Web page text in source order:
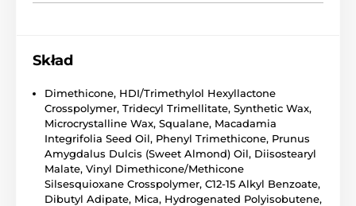
Skład
Dimethicone, HDI/Trimethylol Hexyllactone
Crosspolymer, Tridecyl Trimellitate, Synthetic Wax,
Microcrystalline Wax, Squalane, Macadamia
Integrifolia Seed Oil, Phenyl Trimethicone, Prunus
Amygdalus Dulcis (Sweet Almond) Oil, Diisostearyl
Malate, Vinyl Dimethicone/Methicone
Silsesquioxane Crosspolymer, C12-15 Alkyl Benzoate,
Dibutyl Adipate, Mica, Hydrogenated Polyisobutene,